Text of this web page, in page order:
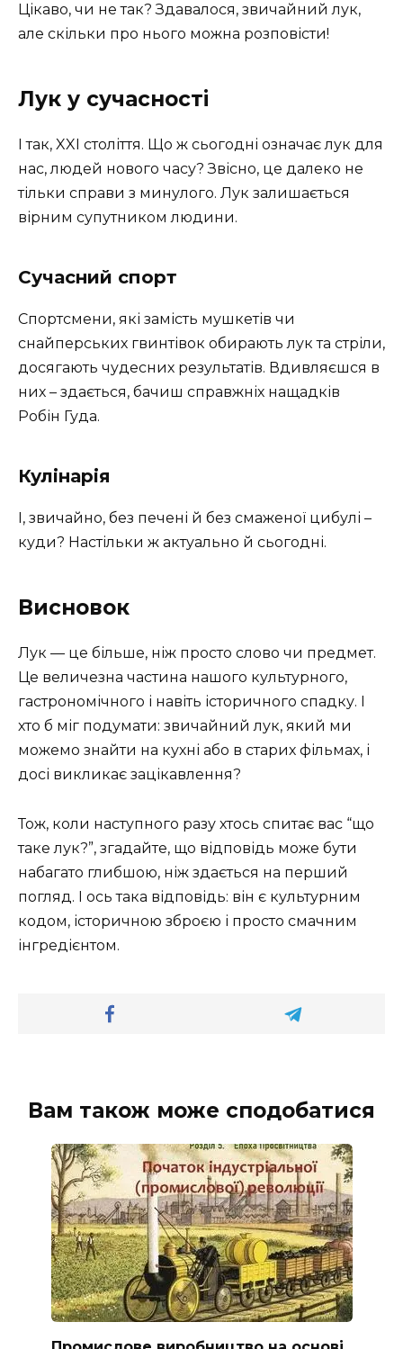
Цікаво, чи не так? Здавалося, звичайний лук,
але скільки про нього можна розповісти!
Лук у сучасності
І так, XXI століття. Що ж сьогодні означає лук для
нас, людей нового часу? Звісно, це далеко не
тільки справи з минулого. Лук залишається
вірним супутником людини.
Сучасний спорт
Спортсмени, які замість мушкетів чи
снайперських гвинтівок обирають лук та стріли,
досягають чудесних результатів. Вдивляєшся в
них – здається, бачиш справжніх нащадків
Робін Гуда.
Кулінарія
І, звичайно, без печені й без смаженої цибулі –
куди? Настільки ж актуально й сьогодні.
Висновок
Лук — це більше, ніж просто слово чи предмет.
Це величезна частина нашого культурного,
гастрономічного і навіть історичного спадку. І
хто б міг подумати: звичайний лук, який ми
можемо знайти на кухні або в старих фільмах, і
досі викликає зацікавлення?
Тож, коли наступного разу хтось спитає вас “що
таке лук?”, згадайте, що відповідь може бути
набагато глибшою, ніж здається на перший
погляд. І ось така відповідь: він є культурним
кодом, історичною зброєю і просто смачним
інгредієнтом.
Вам також може сподобатися